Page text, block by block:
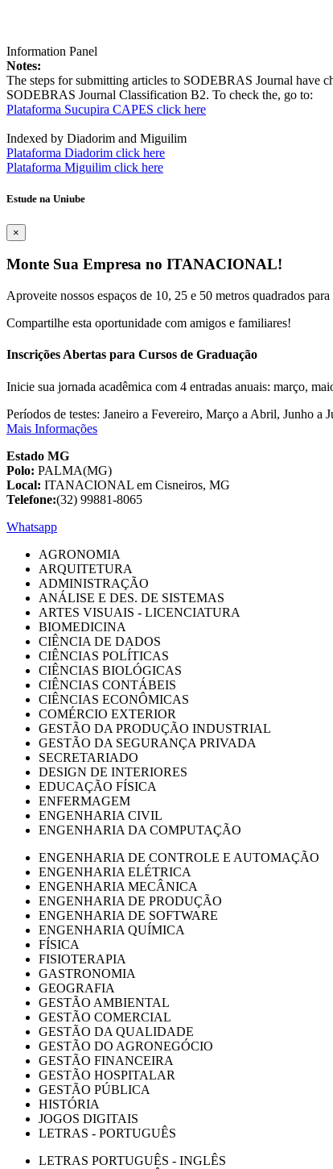
Information Panel
Notes:
The steps for submitting articles to SODEBRAS Journal have
SODEBRAS Journal Classification B2. To check the, go to:
Plataforma Sucupira CAPES click here
Indexed by Diadorim and Miguilim
Plataforma Diadorim click here
Plataforma Miguilim click here
Estude na Uniube
×
Monte Sua Empresa no ITANACIONAL!
Aproveite nossos espaços de 10, 25 e 50 metros quadrados
Compartilhe esta oportunidade com amigos e familiares!
Inscrições Abertas para Cursos de Graduação
Inicie sua jornada acadêmica com 4 entradas anuais: março,
Períodos de testes: Janeiro a Fevereiro, Março a Abril, Junho
Mais Informações
Estado MG
Polo: PALMA(MG)
Local: ITANACIONAL em Cisneiros, MG
Telefone:(32) 99881-8065
Whatsapp
AGRONOMIA
ARQUITETURA
ADMINISTRAÇÃO
ANÁLISE E DES. DE SISTEMAS
ARTES VISUAIS - LICENCIATURA
BIOMEDICINA
CIÊNCIA DE DADOS
CIÊNCIAS POLÍTICAS
CIÊNCIAS BIOLÓGICAS
CIÊNCIAS CONTÁBEIS
CIÊNCIAS ECONÔMICAS
COMÉRCIO EXTERIOR
GESTÃO DA PRODUÇÃO INDUSTRIAL
GESTÃO DA SEGURANÇA PRIVADA
SECRETARIADO
DESIGN DE INTERIORES
EDUCAÇÃO FÍSICA
ENFERMAGEM
ENGENHARIA CIVIL
ENGENHARIA DA COMPUTAÇÃO
ENGENHARIA DE CONTROLE E AUTOMAÇÃO
ENGENHARIA ELÉTRICA
ENGENHARIA MECÂNICA
ENGENHARIA DE PRODUÇÃO
ENGENHARIA DE SOFTWARE
ENGENHARIA QUÍMICA
FÍSICA
FISIOTERAPIA
GASTRONOMIA
GEOGRAFIA
GESTÃO AMBIENTAL
GESTÃO COMERCIAL
GESTÃO DA QUALIDADE
GESTÃO DO AGRONEGÓCIO
GESTÃO FINANCEIRA
GESTÃO HOSPITALAR
GESTÃO PÚBLICA
HISTÓRIA
JOGOS DIGITAIS
LETRAS - PORTUGUÊS
LETRAS PORTUGUÊS - INGLÊS